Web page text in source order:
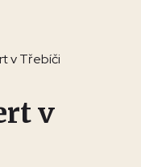
v Třebíči
v